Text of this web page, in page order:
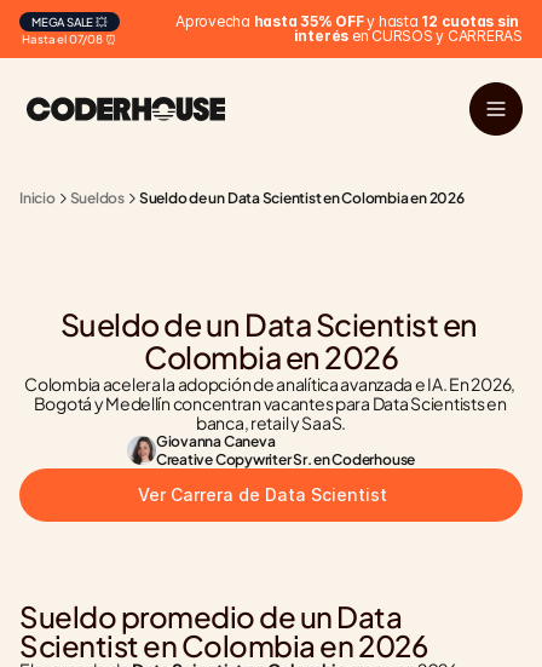
Hasta el 07/08 ⏰
MEGA SALE 💥 Aprovecha hasta 35% OFF y hasta 12 cuotas sin
interés en CURSOS y CARRERAS
Inicio Sueldos Sueldo de un Data Scientist en Colombia en 2026
Sueldo de un Data Scientist en
Colombia en 2026
Colombia acelera la adopción de analítica avanzada e IA. En 2026,
Bogotá y Medellín concentran vacantes para Data Scientists en
banca, retail y SaaS.
Giovanna Caneva
Creative Copywriter Sr. en Coderhouse
Ver Carrera de Data Scientist
Sueldo promedio de un Data
Scientist en Colombia en 2026